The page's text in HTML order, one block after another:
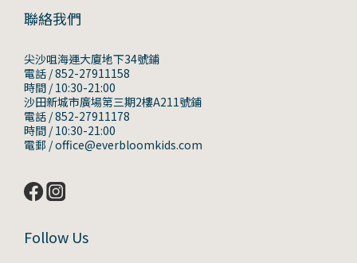
聯絡我們
尖沙咀海運大廈地下34號鋪
電話 / 852-27911158
時間 / 10:30-21:00
沙田新城市廣場第三期2樓A211號鋪
電話 / 852-27911178
時間 / 10:30-21:00
電郵 / office@everbloomkids.com
Follow Us